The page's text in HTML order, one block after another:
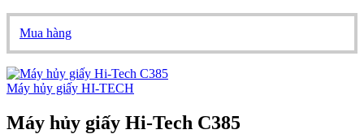
Mua hàng
Máy hủy giấy HI-TECH
Máy hủy giấy Hi-Tech C385